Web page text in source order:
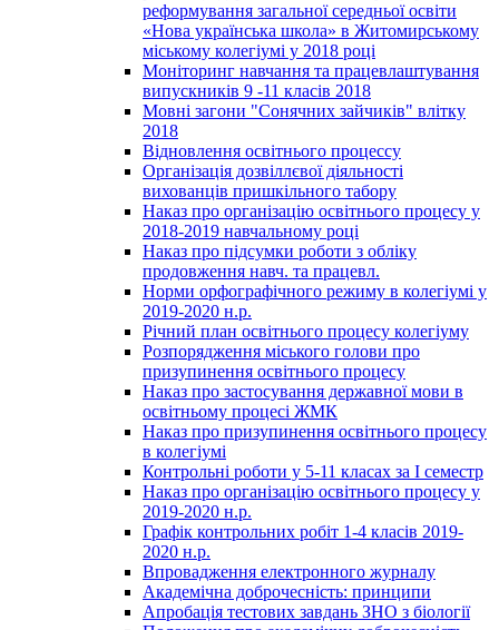
реформування загальної середньої освіти
«Нова українська школа» в Житомирському
міському колегіумі у 2018 році
Моніторинг навчання та працевлаштування
випускників 9 -11 класів 2018
Мовні загони "Сонячних зайчиків" влітку
2018
Відновлення освітнього процессу
Організація дозвіллєвої діяльності
вихованців пришкільного табору
Наказ про організацію освітнього процесу у
2018-2019 навчальному році
Наказ про підсумки роботи з обліку
продовження навч. та працевл.
Норми орфографічного режиму в колегіумі у
2019-2020 н.р.
Річний план освітнього процесу колегіуму
Розпорядження міського голови про
призупинення освітнього процесу
Наказ про застосування державної мови в
освітньому процесі ЖМК
Наказ про призупинення освітнього процесу
в колегіумі
Контрольні роботи у 5-11 класах за І семестр
Наказ про організацію освітнього процесу у
2019-2020 н.р.
Графік контрольних робіт 1-4 класів 2019-
2020 н.р.
Впровадження електронного журналу
Академічна доброчесність: принципи
Апробація тестових завдань ЗНО з біології